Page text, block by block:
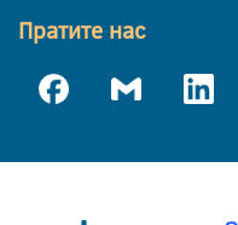
Пратите нас